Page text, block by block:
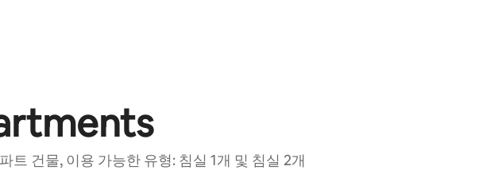
건물, 이용 가능한 유형: 침실 1개 및 침실 2개